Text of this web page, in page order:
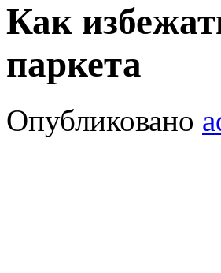
Как
паркета
Опубликовано